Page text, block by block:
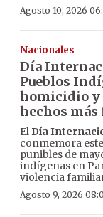
Agosto 10, 2026
Nacionales
Día
Pueblos
homicidio y
hechos más
El Día
conmemora
punibles de
indígenas en
violencia
Agosto 9, 2026